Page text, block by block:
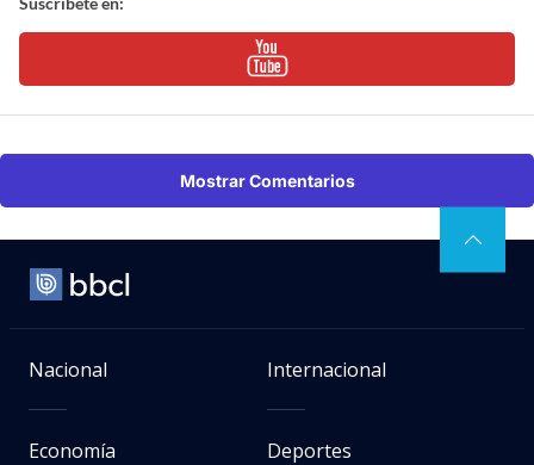
Mostrar Comentarios
Nacional Internacional
Economía Deportes